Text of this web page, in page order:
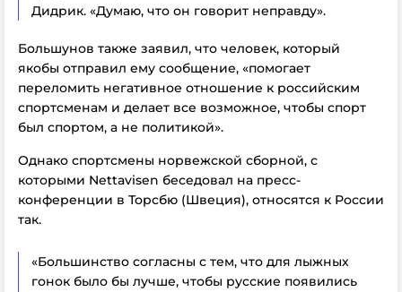
Дидрик. «Думаю, что он говорит неправду».
Большунов также заявил, что человек, который
якобы отправил ему сообщение, «помогает
переломить негативное отношение к российским
спортсменам и делает все возможное, чтобы спорт
был спортом, а не политикой».
Однако спортсмены норвежской сборной, с
которыми Nettavisen беседовал на пресс-
конференции в Торсбю (Швеция), относятся к России
так.
«Большинство согласны с тем, что для лыжных
гонок было бы лучше, чтобы русские появились